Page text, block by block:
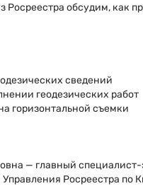
Росреестра обсудим, как
сведений
геодезических работ
горизонтальной съемки
— главный специалист-
Росреестра по